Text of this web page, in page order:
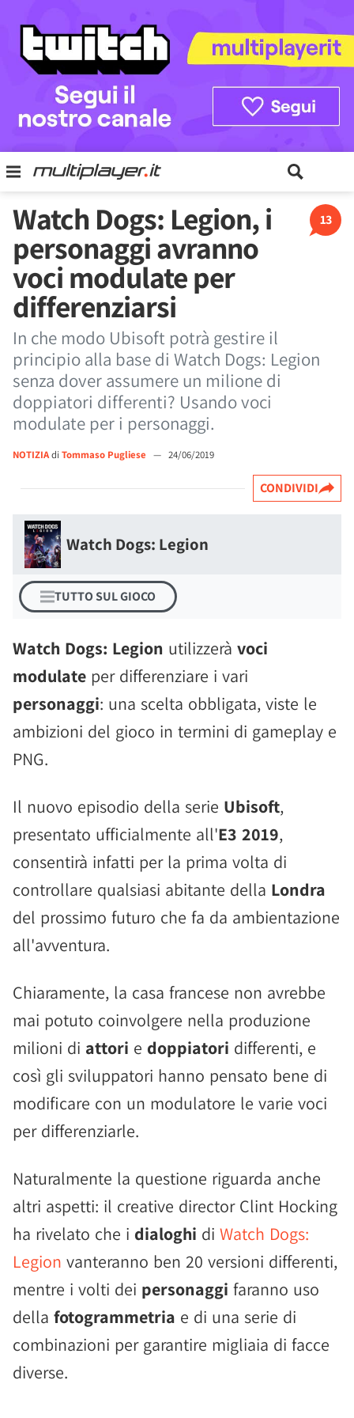
13
Watch Dogs: Legion, i
personaggi avranno
voci modulate per
differenziarsi
In che modo Ubisoft potrà gestire il
principio alla base di Watch Dogs: Legion
senza dover assumere un milione di
doppiatori differenti? Usando voci
modulate per i personaggi.
NOTIZIAdi Tommaso Pugliese — 24/06/2019
CONDIVIDI
Watch Dogs: Legion
TUTTO SUL GIOCO
Watch Dogs: Legion utilizzerà voci
modulate per differenziare i vari
personaggi: una scelta obbligata, viste le
ambizioni del gioco in termini di gameplay e
PNG.
Il nuovo episodio della serie Ubisoft,
presentato ufficialmente all'E3 2019,
consentirà infatti per la prima volta di
controllare qualsiasi abitante della Londra
del prossimo futuro che fa da ambientazione
all'avventura.
Chiaramente, la casa francese non avrebbe
mai potuto coinvolgere nella produzione
milioni di attori e doppiatori differenti, e
così gli sviluppatori hanno pensato bene di
modificare con un modulatore le varie voci
per differenziarle.
Naturalmente la questione riguarda anche
altri aspetti: il creative director Clint Hocking
ha rivelato che i dialoghi di Watch Dogs:
Legion vanteranno ben 20 versioni differenti,
mentre i volti dei personaggi faranno uso
della fotogrammetria e di una serie di
combinazioni per garantire migliaia di facce
diverse.